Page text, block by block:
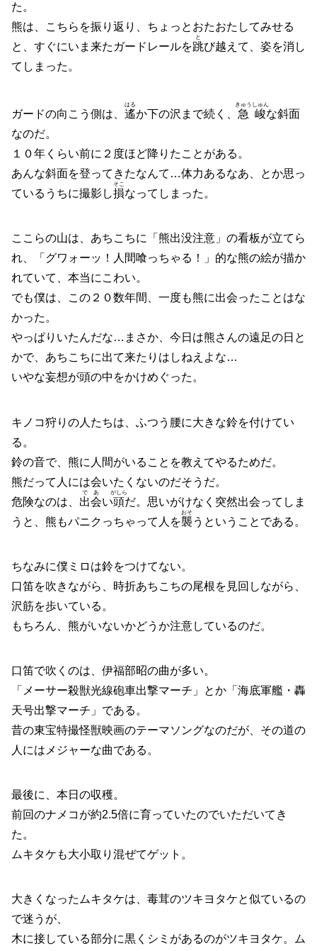
た。
熊は、こちらを振り返り、ちょっとおたおたしてみせる
と、すぐにいま来たガードレールを跳
と
び越えて、姿を消し
てしまった。
ガードの向こう側は、 遙
はる
か下の沢まで続く、 急峻
きゅうしゅん
な斜面
なのだ。
１０年くらい前に２度ほど降りたことがある。
あんな斜面を登ってきたなんて…体力あるなあ、とか思っ
ているうちに撮影し損
そこ
なってしまった。
ここらの山は、あちこちに「熊出没注意」の看板が立てら
れ、「グワォーッ！人間喰っちゃる！」的な熊の絵が描か
れていて、本当にこわい。
でも僕は、この２０数年間、一度も熊に出会ったことはな
かった。
やっぱりいたんだな…まさか、今日は熊さんの遠足の日と
かで、あちこちに出て来たりはしねえよな…
いやな妄想が頭の中をかけめぐった。
キノコ狩りの人たちは、ふつう腰に大きな鈴を付けてい
る。
鈴の音で、熊に人間がいることを教えてやるためだ。
熊だって人には会いたくないのだそうだ。
危険なのは、 出会
であ
い頭
がしら
だ。思いがけなく突然出会ってしま
うと、熊もパニクっちゃって人を襲
おそ
うということである。
ちなみに僕ミロは鈴をつけてない。
口笛を吹きながら、時折あちこちの尾根を見回しながら、
沢筋を歩いている。
もちろん、熊がいないかどうか注意しているのだ。
口笛で吹くのは、伊福部昭の曲が多い。
「メーサー殺獣光線砲車出撃マーチ」とか「海底軍艦・轟
天号出撃マーチ」である。
昔の東宝特撮怪獣映画のテーマソングなのだが、その道の
人にはメジャーな曲である。
最後に、本日の収穫。
前回のナメコが約2.5倍に育っていたのでいただいてき
た。
ムキタケも大小取り混ぜてゲット。
大きくなったムキタケは、毒茸のツキヨタケと似ているの
で迷うが、
木に接している部分に黒くシミがあるのがツキヨタケ。ム